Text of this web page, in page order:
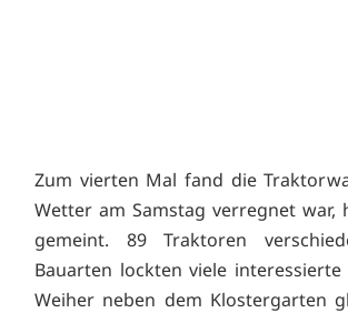
Zum vierten Mal fand die
Wetter am Samstag verregnet
gemeint. 89 Traktoren
Bauarten lockten viele
Weiher neben dem Klostergarten